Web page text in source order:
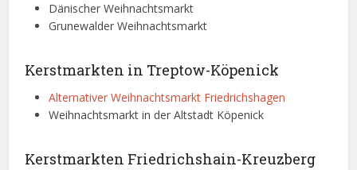
Dänischer Weihnachtsmarkt
Grunewalder Weihnachtsmarkt
Kerstmarkten in Treptow-Köpenick
Alternativer Weihnachtsmarkt Friedrichshagen
Weihnachtsmarkt in der Altstadt Köpenick
Kerstmarkten Friedrichshain-Kreuzberg